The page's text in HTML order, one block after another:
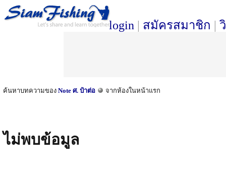
login | สมัครสมาชิก |
ค้นหาบทความของ Note ศ. ป๋าต่อ จากห้องในหน้าแรก
ไม่พบข้อมูล